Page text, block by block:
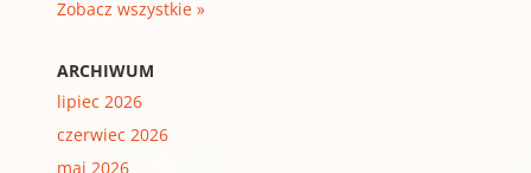
Zobacz wszystkie »
ARCHIWUM
lipiec 2026
czerwiec 2026
maj 2026